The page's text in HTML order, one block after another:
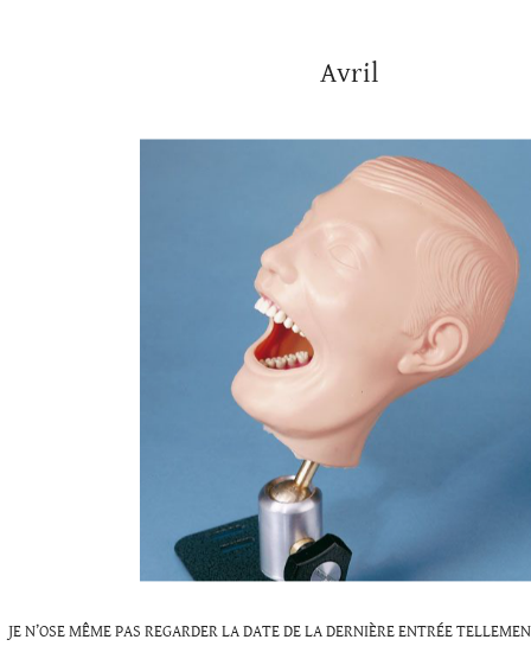
Avril
JE N’OSE MÊME PAS REGARDER LA DATE DE LA DERNIÈRE ENTRÉE